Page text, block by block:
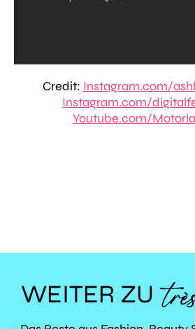
Credit: Instagram.com/
Instagram.com/
Youtube.com/
WEITER ZU